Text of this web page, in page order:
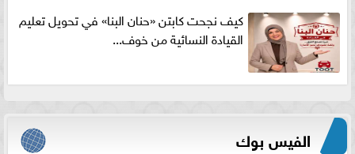
كيف نجحت كابتن «حنان البنا» في تحويل تعليم
القيادة النسائية من خوف...
الفيس بوك